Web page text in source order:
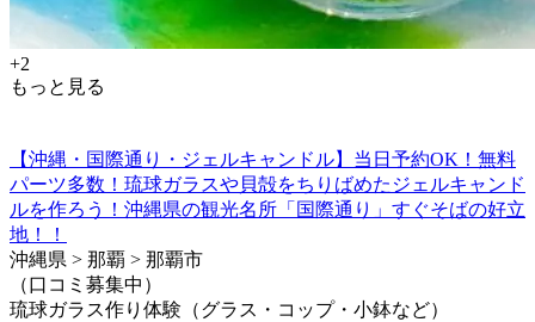
+2
もっと見る
【沖縄・国際通り・ジェルキャンドル】当日予約OK！無料
パーツ多数！琉球ガラスや貝殻をちりばめたジェルキャンド
ルを作ろう！沖縄県の観光名所「国際通り」すぐそばの好立
地！！
沖縄県 > 那覇 > 那覇市
（口コミ募集中）
琉球ガラス作り体験（グラス・コップ・小鉢など）